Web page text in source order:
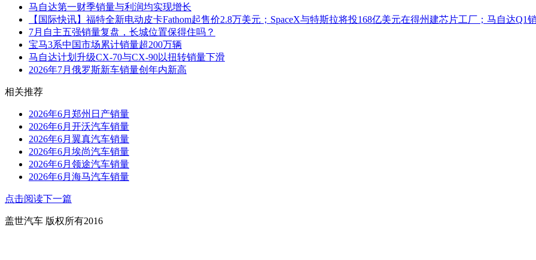
马自达第一财季销量与利润均实现增长
【国际快讯】福特全新电动皮卡Fathom起售价2.8万美元；SpaceX与特斯拉将投168亿美元在得州建芯片工厂；马自达Q1
7月自主五强销量复盘，长城位置保得住吗？
宝马3系中国市场累计销量超200万辆
马自达计划升级CX-70与CX-90以扭转销量下滑
2026年7月俄罗斯新车销量创年内新高
相关推荐
2026年6月郑州日产销量
2026年6月开沃汽车销量
2026年6月翼真汽车销量
2026年6月埃尚汽车销量
2026年6月领途汽车销量
2026年6月海马汽车销量
点击阅读下一篇
盖世汽车 版权所有2016